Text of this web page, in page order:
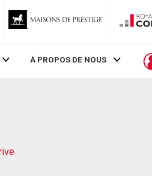
RLP
À PROPOS DE NOUS